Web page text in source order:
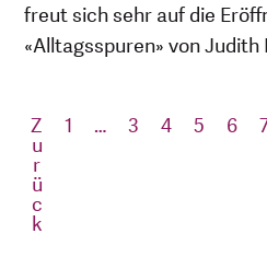
freut sich sehr auf die
«Alltagsspuren» von Judith
Z
u
r
ü
c
k
1 … 3 4 5 6